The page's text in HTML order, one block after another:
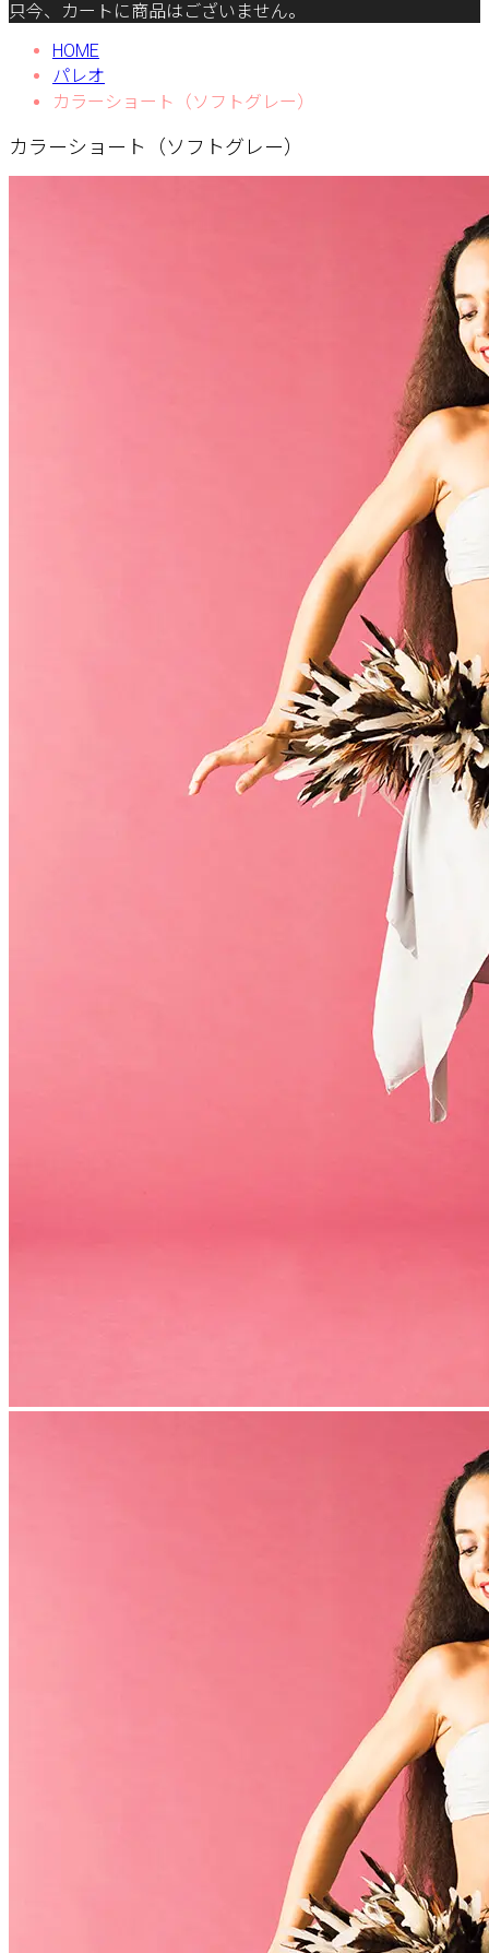
只今、カートに商品はございません。
HOME
パレオ
カラーショート（ソフトグレー）
カラーショート（ソフトグレー）